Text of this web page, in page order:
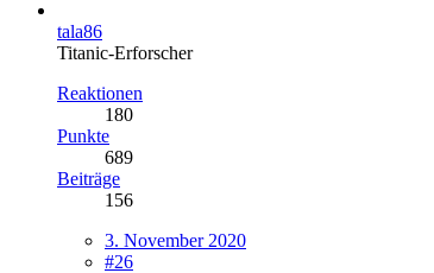
tala86
Titanic-Erforscher
Reaktionen
180
Punkte
689
Beiträge
156
3. November 2020
#26